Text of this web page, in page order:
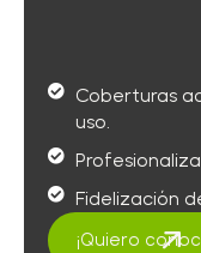
Coberturas
uso.
Fidelización
¡Quiero